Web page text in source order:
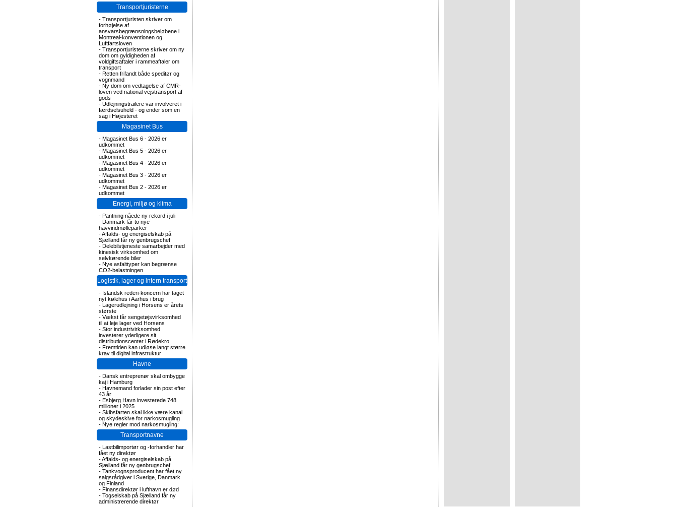
Transportjuristerne
- Transportjuristen skriver om
forhøjelse af
ansvarsbegrænsningsbeløbene i
Montreal-konventionen og
Luftfartsloven
- Transportjuristerne skriver om ny
dom om gyldigheden af
voldgiftsaftaler i rammeaftaler om
transport
- Retten frifandt både speditør og
vognmand
- Ny dom om vedtagelse af CMR-
loven ved national vejstransport af
gods
- Udlejningstrailere var involveret i
færdselsuheld - og ender som en
sag i Højesteret
Magasinet Bus
- Magasinet Bus 6 - 2026 er
udkommet
- Magasinet Bus 5 - 2026 er
udkommet
- Magasinet Bus 4 - 2026 er
udkommet
- Magasinet Bus 3 - 2026 er
udkommet
- Magasinet Bus 2 - 2026 er
udkommet
Energi, miljø og klima
- Pantning nåede ny rekord i juli
- Danmark får to nye
havvindmølleparker
-Affalds- og energiselskab på
Sjælland får ny genbrugschef
- Delebilstjeneste samarbejder med
kinesisk virksomhed om
selvkørende biler
- Nye asfalttyper kan begrænse
CO2-belastningen
Logistik, lager og intern transport
- Islandsk rederi-koncern har taget
nyt kølehus i Aarhus i brug
- Lagerudlejning i Horsens er årets
største
- Vækst får sengetøjsvirksomhed
til at leje lager ved Horsens
- Stor industrivirksomhed
investerer yderligere sit
distributionscenter i Rødekro
- Fremtiden kan udløse langt større
krav til digital infrastruktur
Havne
- Dansk entreprenør skal ombygge
kaj i Hamburg
- Havnemand forlader sin post efter
43 år
- Esbjerg Havn investerede 748
millioner i 2025
- Skibsfarten skal ikke være kanal
og skydeskive for narkosmugling
- Nye regler mod narkosmugling:
Transportnavne
- Lastbilimportør og -forhandler har
fået ny direktør
-Affalds- og energiselskab på
Sjælland får ny genbrugschef
- Tankvognsproducent har fået ny
salgsrådgiver i Sverige, Danmark
og Finland
- Finansdirektør i lufthavn er død
- Togselskab på Sjælland får ny
administrerende direktør